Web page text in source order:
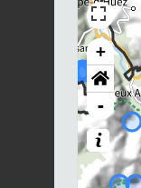
+
-